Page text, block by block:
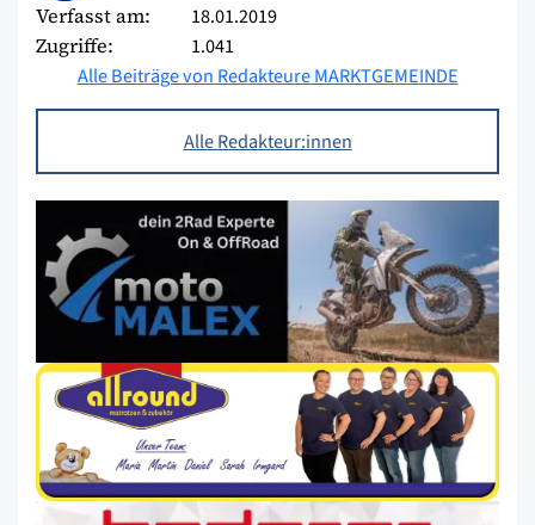
Verfasst am: 18.01.2019
Zugriffe:
1.041
Alle Beiträge von Redakteure MARKTGEMEINDE
Alle Redakteur:innen